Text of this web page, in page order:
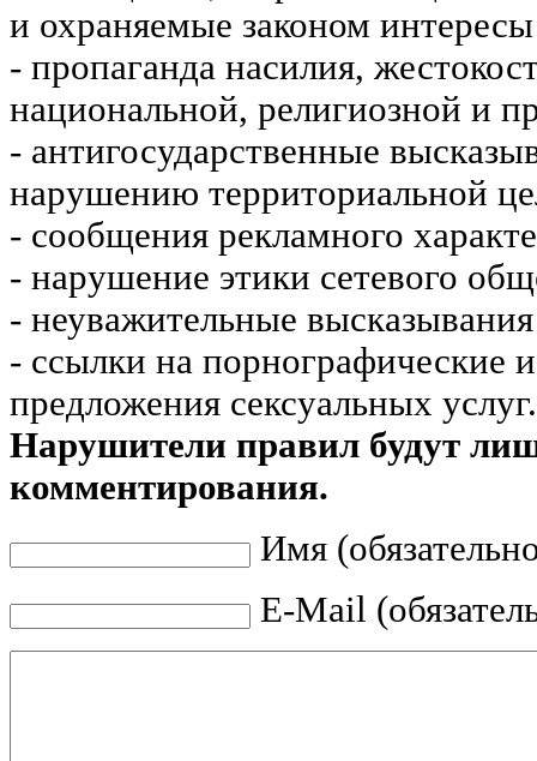
и охраняемые законом
- пропаганда насилия,
национальной, религиозной и
- антигосударственные
нарушению территориальной
- сообщения рекламного
- нарушение этики сетевого
- неуважительные
- ссылки на порнографические
предложения сексуальных услуг.
Нарушители правил будут
комментирования.
Имя
E-Mail